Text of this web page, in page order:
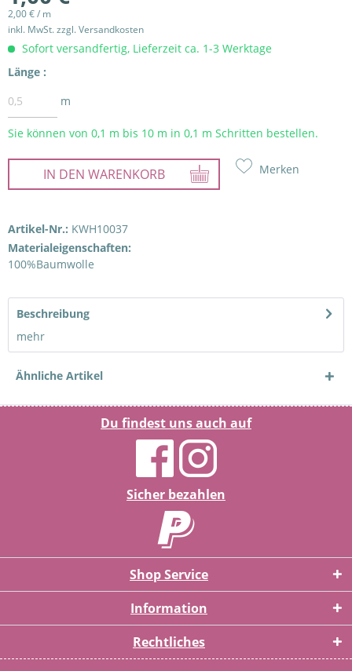
2,00 € / m
inkl. MwSt.zzgl. Versandkosten
Sofort versandfertig, Lieferzeit ca. 1-3 Werktage
Länge :
m
Sie können von 0,1 m bis 10 m in 0,1 m Schritten bestellen.
IN DEN WARENKORB Merken
Artikel-Nr.: KWH10037
Materialeigenschaften:
100%Baumwolle
Beschreibung
mehr
Ähnliche Artikel
Du findest uns auch auf
Sicher bezahlen
Shop Service
Information
Rechtliches